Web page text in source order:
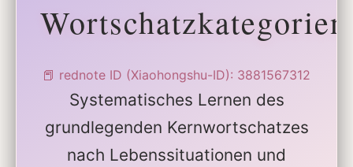
Wortschatzkategorien
📕 rednote ID (Xiaohongshu-ID): 3881567312
Systematisches Lernen des
grundlegenden Kernwortschatzes
nach Lebenssituationen und